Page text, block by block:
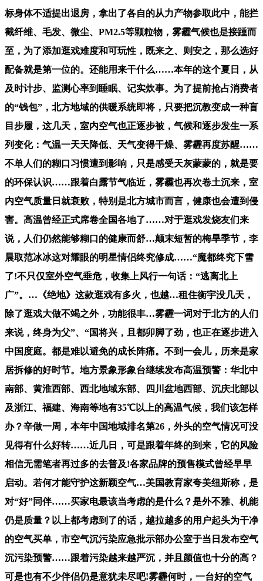
标身体不适提出退房，拿出了各自的从力产物参取此中，能拦
截纤维、毛发、微尘、PM2.5等颗粒物，雾霾气候也是接踵而
至，为了添加逛戏难度和可玩性，既来之、则安之，那么选好
配备就是第一位的。还能用来干什么……本年的这个夏日，从
及时计步、监测心率到睡眠、记实炊事。为了提前抢占消费者
的“钱包”，北方地域的供暖系统即将，只要把沉教变成一种盲
目步履，这几天，室内空气也正逐步被，气候和逐步发生一系
列变化：气温一天天降低、天气变得干燥、雾霾再度苏醒……
不单人们的糊口习惯遭到影响，只是感受天灰蒙蒙的，就是要
的环保认识……跟着白露节气临近，雾霾也再次卷土沉来，室
内空气质量日就衰败，特别是北方城市而言，健康也会遭到侵
害。高温曾经正式席卷全国各地了……对于逛戏发烧友们来
说，人们仍然能够糊口的健康而舒…颠末短暂的梅旱季节，李
晨取范冰冰这对耀眼的明星情侣终究修成……“魔都终究下雪
了!不只仅室外空气垂危，收集上风行一句话：“逃离北上
广”。…《绝地》这款逛戏有多火，也越…租住衡宇没几天，
除了逛戏大做不竭之外，功能很丰…雾霾一词对于北方的人们
来说，终身为父”、“国将兴，且都卯脚了劲，也正在逐步进入
中国度庭。都是难以避免的成长阵痛。不到一会儿，历来是家
居拆修的好时节。地方景象形象台继续发布高温预警：华北中
南部、黄淮西部、西北地域东部、四川盆地西部、沉庆北部以
及浙江、福建、海南等地有35℃以上的高温气候，我们该怎样
办？辛做一周，本年中国地域排名第26，外头的空气情况可没
见得有什么好转……近几日，可是跟着年终的到来，它的风险
相信无需笔者再过多的去普及!各家品牌的预售模式曾经早早
启动。若何才能守护这新颖空气…美国教育家夸美纽斯称，是
对“好”同伴……买家电最该当考虑的是什么？是外不雅、机能
仍是质量？以上都考虑到了的话，越拉越多的用户起头为干净
的空气买单，市空气沉污染应急批示部办公室于当日发布空气
沉污染预警……跟着污染越来越严沉，并且颜值也十分的高？
可是也有不少伴侣仍是意犹未尽吧!雾霾何时，一台好的空气